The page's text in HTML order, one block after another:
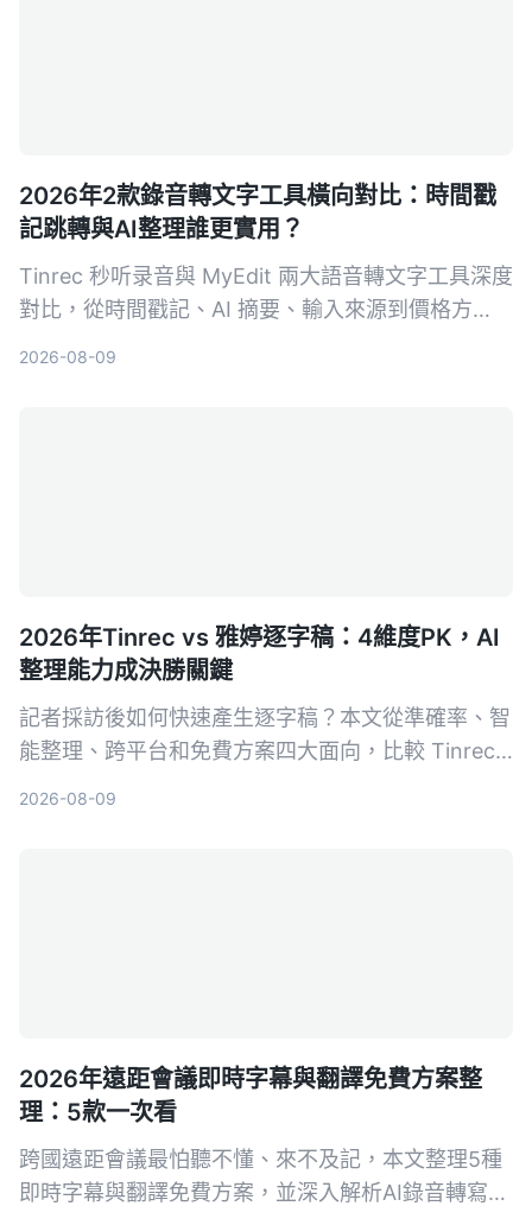
2026年2款錄音轉文字工具橫向對比：時間戳
記跳轉與AI整理誰更實用？
Tinrec 秒听录音與 MyEdit 兩大語音轉文字工具深度
對比，從時間戳記、AI 摘要、輸入來源到價格方
2026-08-09
2026年Tinrec vs 雅婷逐字稿：4維度PK，AI
整理能力成決勝關鍵
記者採訪後如何快速產生逐字稿？本文從準確率、智
能整理、跨平台和免費方案四大面向，比較 Tinrec
2026-08-09
2026年遠距會議即時字幕與翻譯免費方案整
理：5款一次看
跨國遠距會議最怕聽不懂、來不及記，本文整理5種
即時字幕與翻譯免費方案，並深入解析AI錄音轉寫工